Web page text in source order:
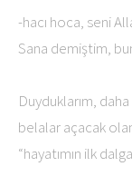
-hacı hoca, seni
Sana demiştim,
Duyduklarım,
belalar açacak
“hayatımın ilk